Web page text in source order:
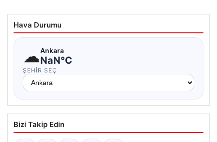
Hava Durumu
☁Ankara
NaN°C
ŞEHIR SEÇ
Bizi Takip Edin